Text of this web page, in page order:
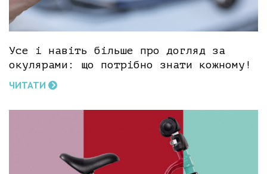
Усе і навіть більше про догляд за
окулярами: що потрібно знати кожному!
ЧИТАТИ